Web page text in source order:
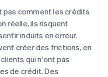
pas comment les crédits
réelle, ils risquent
induits en erreur.
créer des frictions, en
qui n'ont pas
de crédit. Des